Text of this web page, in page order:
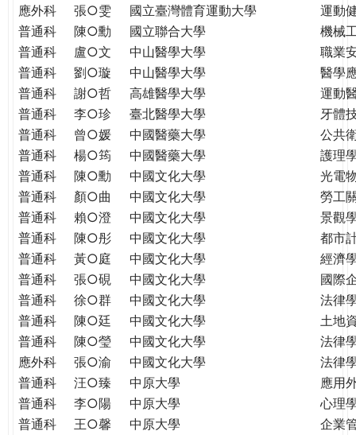
GLOBAL
CITIZENSHIP
應外科
張○雯 國立臺灣體育運動大學
運動
普通科
陳○勳 國立聯合大學
機械
普通科
盧○文 中山醫學大學
職業
普通科
劉○璇 中山醫學大學
醫學
普通科
謝○哲 高雄醫學大學
運動
普通科
李○珍 臺北醫學大學
牙體
普通科
曾○媛 中國醫藥大學
公共
普通科
楊○筠 中國醫藥大學
護理
普通科
陳○勳 中國文化大學
光電
普通科
顏○曲 中國文化大學
勞工
普通科
賴○澄 中國文化大學
景觀
普通科
陳○彤 中國文化大學
都市
普通科
黃○庭 中國文化大學
經濟
普通科
張○硯 中國文化大學
國際
普通科
徐○群 中國文化大學
法律
普通科
陳○廷 中國文化大學
土地
普通科
陳○瑩 中國文化大學
法律
應外科
張○渝 中國文化大學
法律
普通科
汪○臻 中原大學
應用
普通科
李○陽 中原大學
心理
普通科
王○馨 中原大學
企業